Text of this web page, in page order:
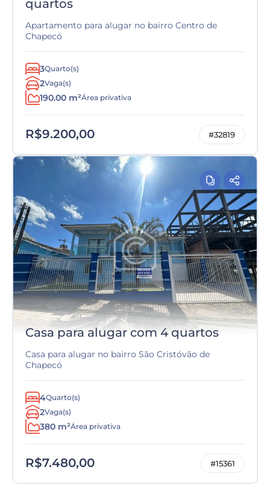
quartos
Apartamento para alugar no bairro Centro de
Chapecó
3Quarto(s)
2Vaga(s)
190.00 m²Área privativa
R$9.200,00 #32819
Casa para alugar com 4 quartos
Casa para alugar no bairro São Cristóvão de
Chapecó
4Quarto(s)
2Vaga(s)
380 m²Área privativa
R$7.480,00 #15361